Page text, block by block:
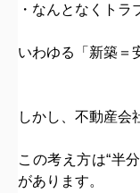
・なんとなくトラ
いわゆる「新築＝
しかし、 不動産会
この考え方は“半
があります。